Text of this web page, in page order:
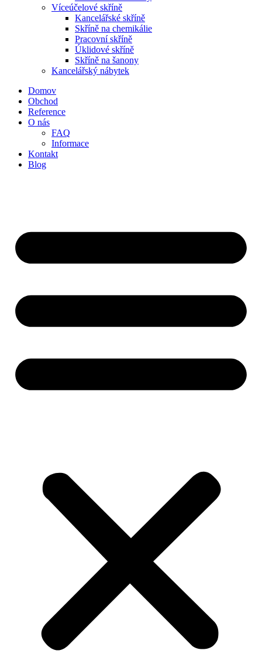
Víceúčelové skříně
Kancelářské skříně
Skříně na chemikálie
Pracovní skříně
Úklidové skříně
Skříně na šanony
Kancelářský nábytek
Domov
Obchod
Reference
O nás
FAQ
Informace
Kontakt
Blog